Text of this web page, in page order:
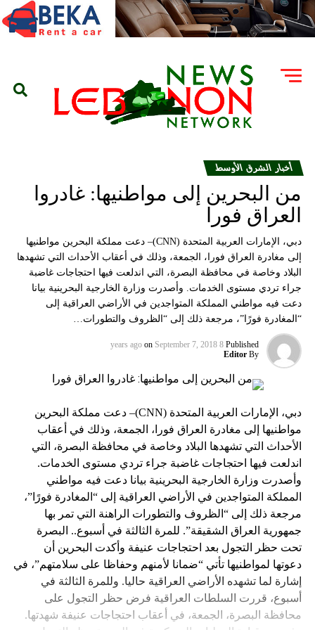
أخبار الشرق الأوسط
من البحرين إلى مواطنيها: غادروا
العراق فورا
دبي، الإمارات العربية المتحدة (CNN)– دعت مملكة البحرين مواطنيها
إلى مغادرة العراق فورا، الجمعة، وذلك في أعقاب الأحداث التي تشهدها
البلاد وخاصة في محافظة البصرة، التي اندلعت فيها احتجاجات غاضبة
جراء تردي مستوى الخدمات. وأصدرت وزارة الخارجية البحرينية بيانا
دعت فيه مواطني المملكة المتواجدين في الأراضي العراقية إلى
“المغادرة فورًا”، مرجعة ذلك إلى “الظروف والتطورات…
Published
8 years ago
on September 7, 2018
By
Editor
دبي، الإمارات العربية المتحدة (CNN)– دعت مملكة البحرين
مواطنيها إلى مغادرة العراق فورا، الجمعة، وذلك في أعقاب
الأحداث التي تشهدها البلاد وخاصة في محافظة البصرة، التي
اندلعت فيها احتجاجات غاضبة جراء تردي مستوى الخدمات.
وأصدرت وزارة الخارجية البحرينية بيانا دعت فيه مواطني
المملكة المتواجدين في الأراضي العراقية إلى “المغادرة فورًا”،
مرجعة ذلك إلى “الظروف والتطورات الراهنة التي تمر بها
جمهورية العراق الشقيقة”. للمرة الثالثة في أسبوع.. البصرة
تحت حظر التجول بعد احتجاجات عنيفة وأكدت البحرين أن
دعوتها لمواطنيها تأتي “ضمانا لأمنهم وحفاظا على سلامتهم”، في
إشارة لما تشهده الأراضي العراقية حاليا. وللمرة الثالثة في
أسبوع، قررت السلطات العراقية فرض حظر التجول على
محافظة البصرة، الجمعة، في أعقاب احتجاجات عنيفة شهدتها.